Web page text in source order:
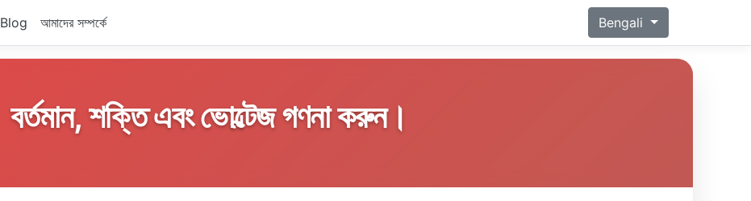
Blog আমাদের সম্পর্কে Bengali
বর্তমান, শক্তি এবং ভোল্টেজ গণনা করুন।